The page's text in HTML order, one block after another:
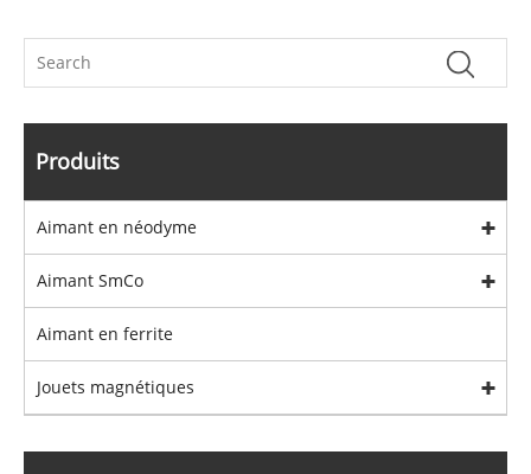
Produits
Aimant en néodyme
Aimant SmCo
Aimant en ferrite
Jouets magnétiques